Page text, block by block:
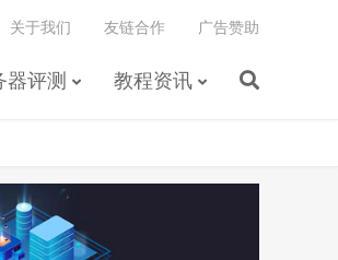
器评测 教程资讯
关于我们 友链合作 广告赞助